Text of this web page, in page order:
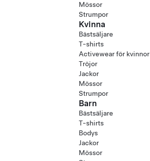
Mössor
Strumpor
Kvinna
Bästsäljare
T-shirts
Activewear för kvinnor
Tröjor
Jackor
Mössor
Strumpor
Barn
Bästsäljare
T-shirts
Bodys
Jackor
Mössor